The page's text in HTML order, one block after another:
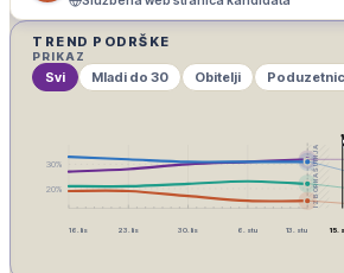
TREND PODRŠKE
PRIKAZ
Svi Mladi do 30 Obitelji
IZBORNA ŠUTNJA
20%
30%
16. lis 23. lis 30. lis 6. stu 13. stu 15.